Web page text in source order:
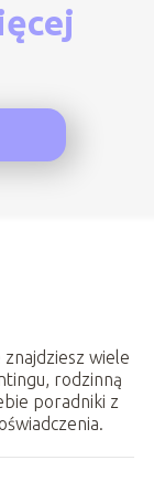
wiele
rodzinną
poradniki z